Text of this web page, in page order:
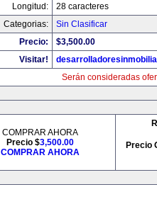
Longitud:
28 caracteres
Categorias:
Sin Clasificar
Precio:
$3,500.00
Visitar!
Serán consideradas
COMPRAR AHORA
Precio $3,500.00
COMPRAR AHORA
Precio